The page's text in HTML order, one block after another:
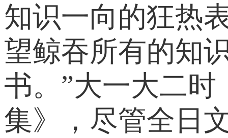
知识一向的狂热
望鲸吞所有的知
书。”大一大二
集》，尽管全日